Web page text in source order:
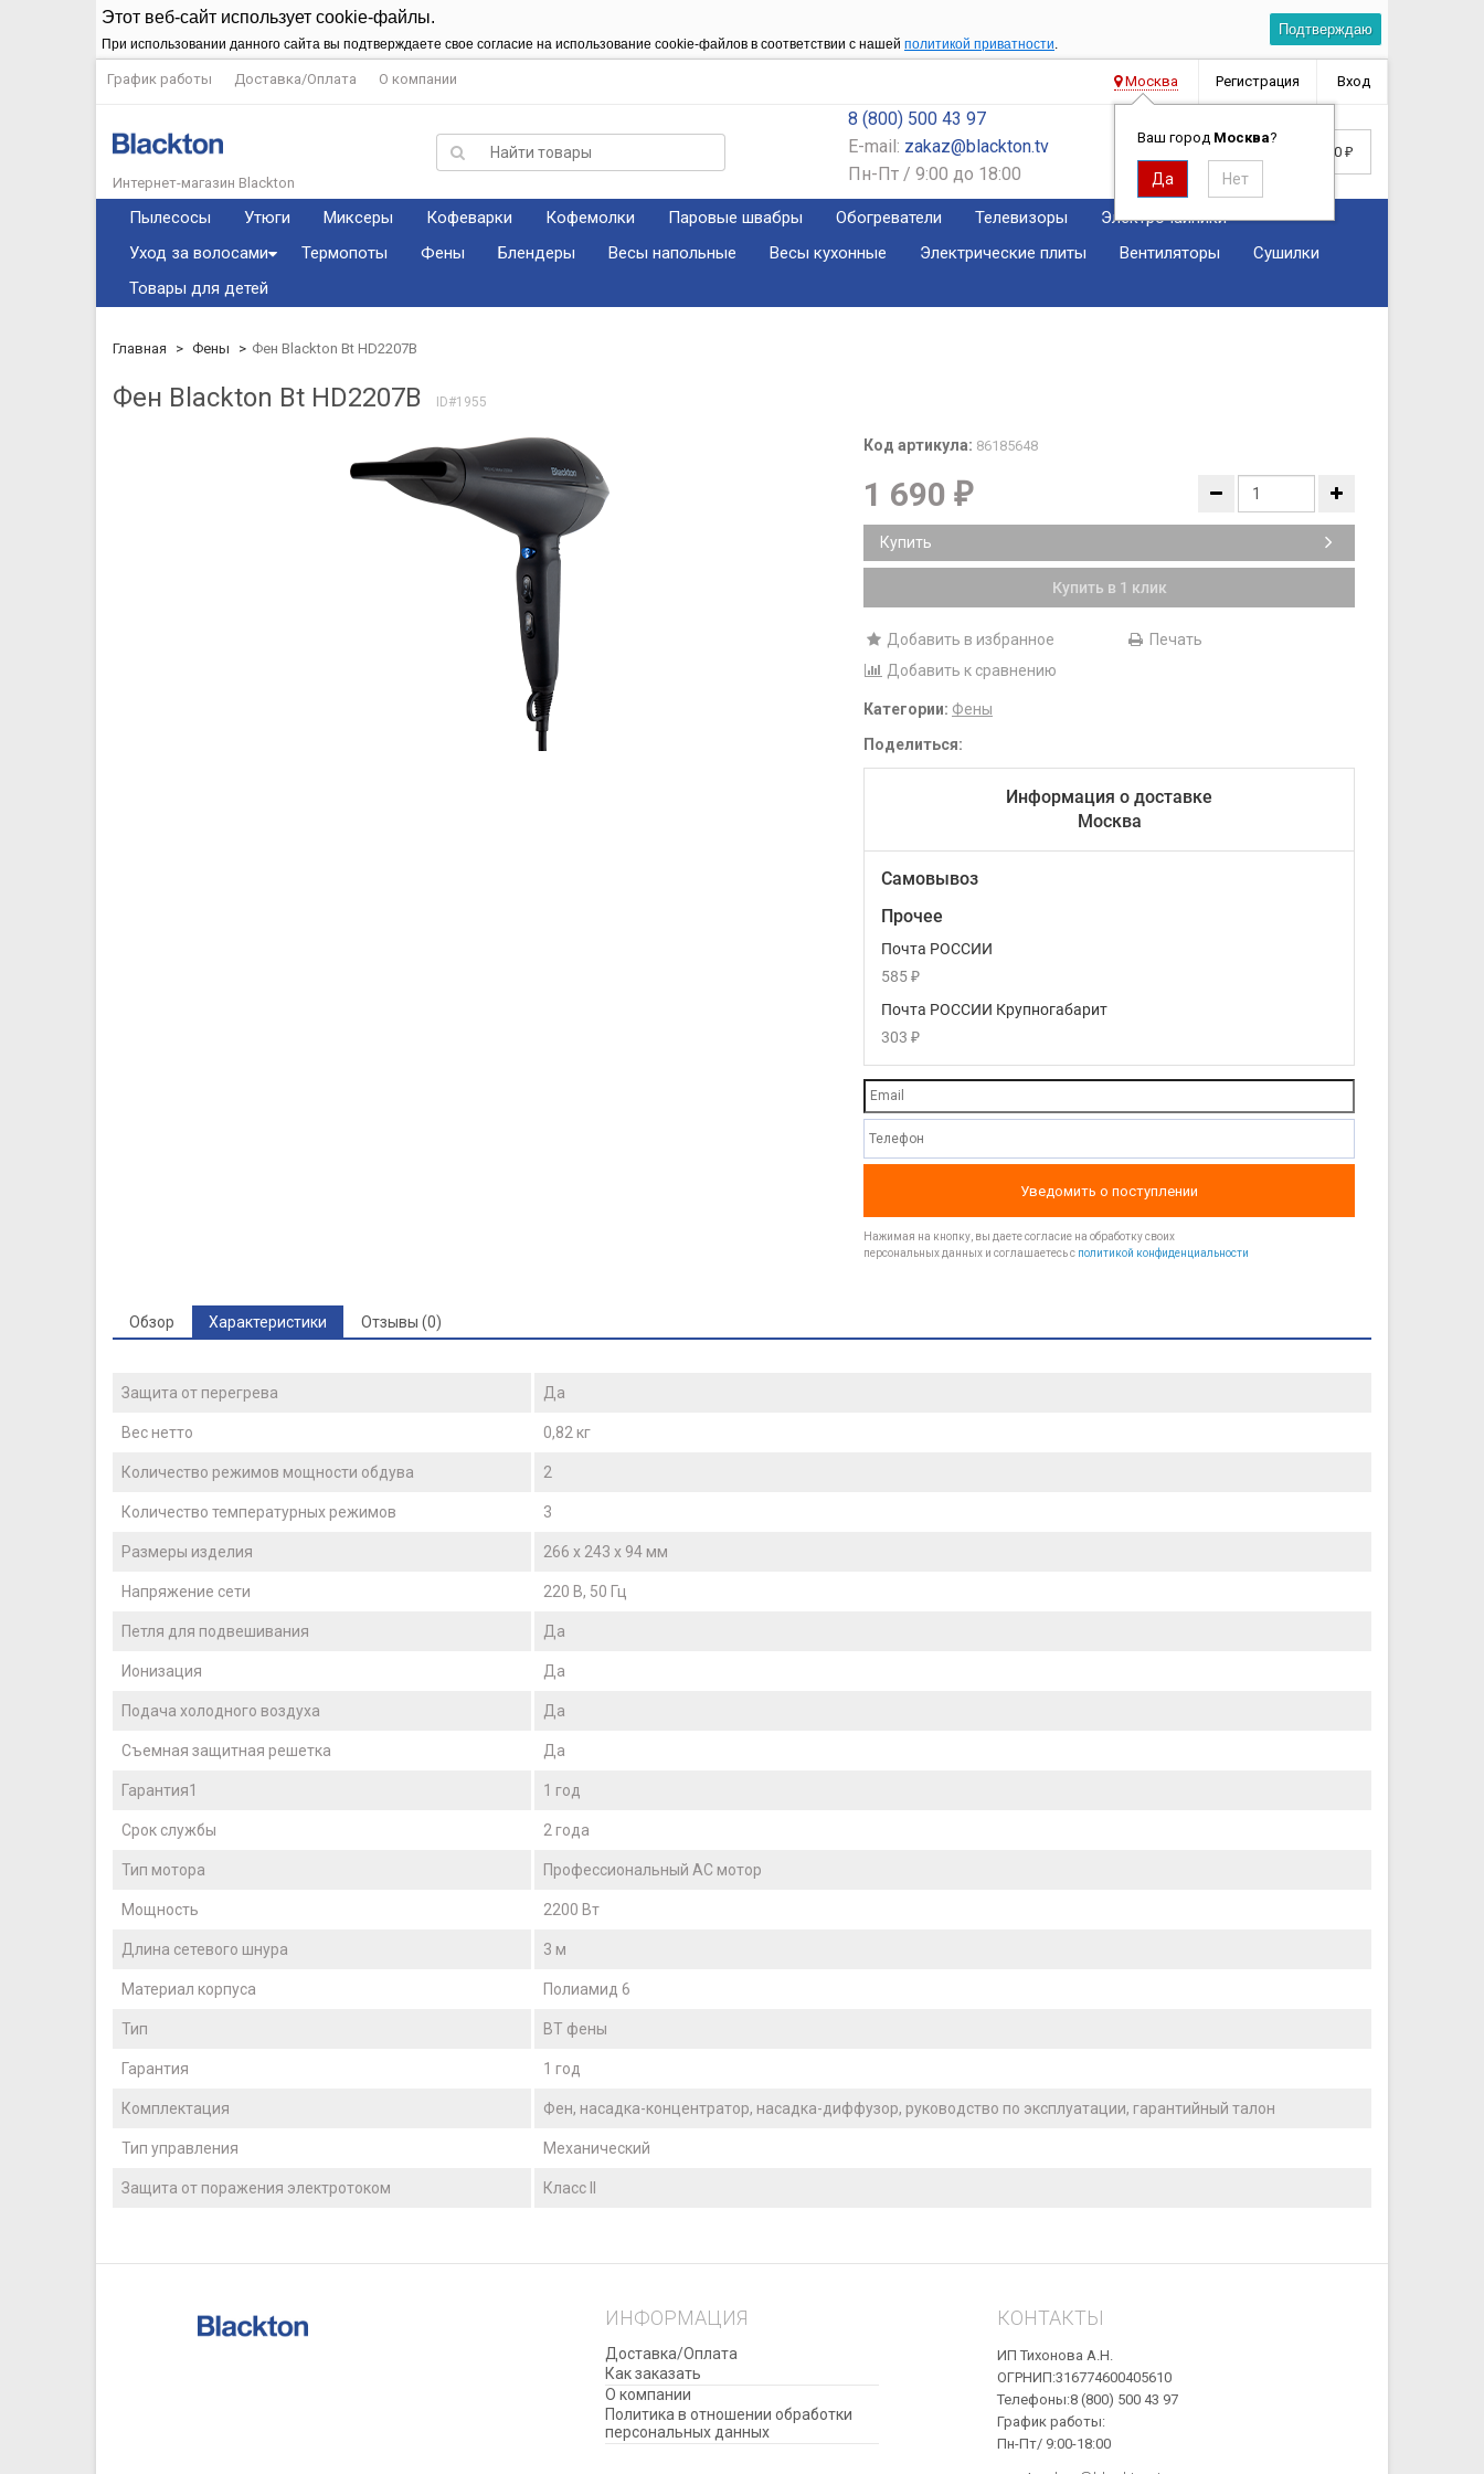
Этот веб-сайт использует cookie-файлы.
При использовании данного сайта вы подтверждаете свое согласие на использование cookie-файлов в соответствии с нашей политикой приватности.
Подтверждаю
График работы Доставка/Оплата О компании Москва
Ваш город Москва?
Регистрация Вход
Интернет-магазин Blackton
8 (800) 500 43 97
E-mail: zakaz@blackton.tv
Пн-Пт / 9:00 до 18:00
0 ₽
Пылесосы Утюги Миксеры Кофеварки Кофемолки Паровые швабры Обогреватели Телевизоры
Электрочайники
Уход за волосами
Термопоты Фены Блендеры Весы напольные Весы кухонные Электрические плиты Вентиляторы
Сушилки
Товары для детей
Главная Фены Фен Blackton Bt HD2207B
Фен Blackton Bt HD2207B ID#1955
Код артикула: 86185648
1 690 ₽
Купить
Купить в 1 клик
Добавить в избранное
Печать
Добавить к сравнению
Категории: Фены
Поделиться:
Информация о доставке
Москва
Самовывоз
Прочее
Почта РОССИИ
585 ₽
Почта РОССИИ Крупногабарит
303 ₽
Уведомить о поступлении
Нажимая на кнопку, вы даете согласие на обработку своих
персональных данных и соглашаетесь с политикой конфиденциальности
Обзор Характеристики Отзывы (0)
Защита от перегрева Да
Вес нетто 0,82 кг
Количество режимов мощности обдува 2
Количество температурных режимов 3
Размеры изделия 266 х 243 х 94 мм
Напряжение сети 220 В, 50 Гц
Петля для подвешивания Да
Ионизация Да
Подача холодного воздуха Да
Съемная защитная решетка Да
Гарантия1 1 год
Срок службы 2 года
Тип мотора Профессиональный AC мотор
Мощность 2200 Вт
Длина сетевого шнура 3 м
Материал корпуса Полиамид 6
Тип BT фены
Гарантия 1 год
Комплектация Фен, насадка-концентратор, насадка-диффузор, руководство по эксплуатации, гарантийный талон
Тип управления Механический
Защита от поражения электротоком Класс II
ИНФОРМАЦИЯ
Доставка/Оплата
Как заказать
О компании
Политика в отношении обработки
персональных данных
КОНТАКТЫ
ИП Тихонова А.Н.
ОГРНИП:316774600405610
Телефоны:8 (800) 500 43 97
График работы:
Пн-Пт/ 9:00-18:00